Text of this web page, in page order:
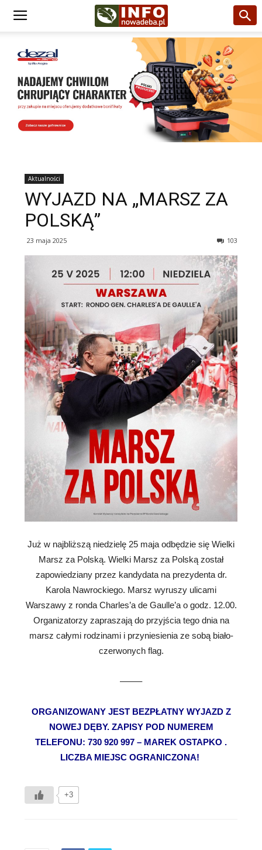
Aktualności
WYJAZD NA „MARSZ ZA
POLSKĄ”
23 maja 2025 103
Już w najbliższą niedzielę 25 maja odbędzie się Wielki
Marsz za Polską. Wielki Marsz za Polską został
zapowiedziany przez kandydata na prezydenta dr.
Karola Nawrockiego. Marsz wyruszy ulicami
Warszawy z ronda Charles’a de Gaulle’a o godz. 12.00.
Organizatorzy zapraszają do przyjścia tego dnia na
marsz całymi rodzinami i przyniesienia ze sobą biało-
czerwonych flag.
——–
ORGANIZOWANY JEST BEZPŁATNY WYJAZD Z
NOWEJ DĘBY. ZAPISY POD NUMEREM
TELEFONU: 730 920 997 – MAREK OSTAPKO .
LICZBA MIEJSC OGRANICZONA!
+3